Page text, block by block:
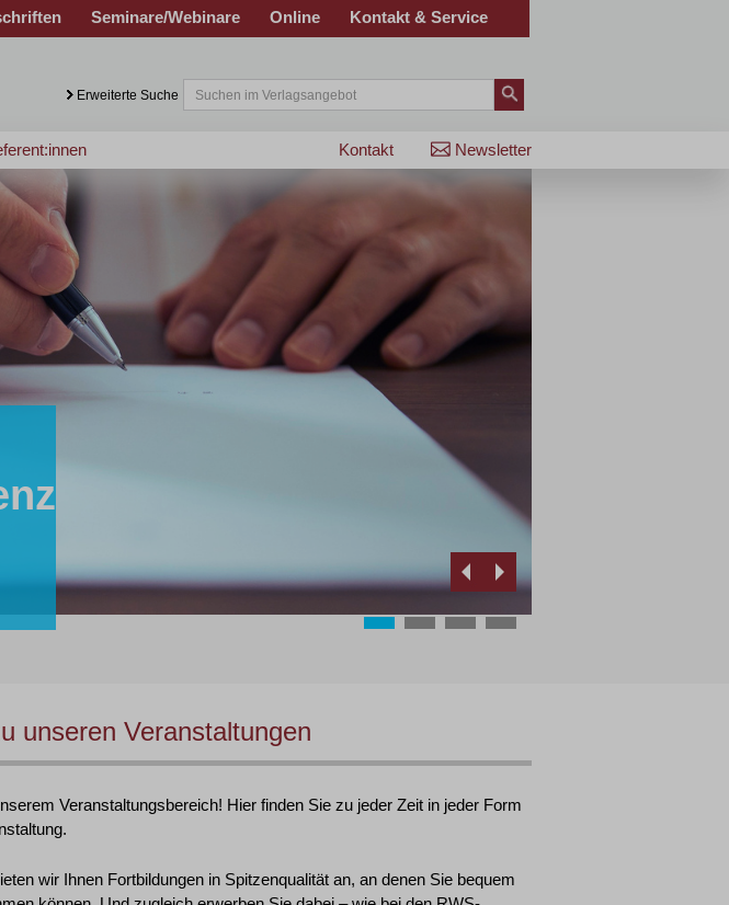
Seminare/Webinare Online Kontakt & Service
Erweiterte Suche
Newsletter
Kontakt
unseren Veranstaltungen
Veranstaltungsbereich! Hier finden Sie zu jeder Zeit in jeder Form
wir Ihnen Fortbildungen in Spitzenqualität an, an denen Sie bequem